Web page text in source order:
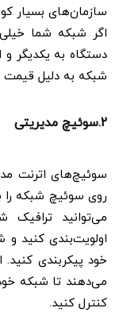
سازمان‌های بسیار
اگر شبکه شما
دستگاه به یکدیگر و
شبکه به دلیل قیمت
2.سوئیچ مدیریتی
سوئیچ‌های اترنت
روی سوئیچ شبکه را
می‌توانید ترافیک
اولویت‌بندی کنید و
خود پیکربندی
می‌دهند تا شبکه
کنترل کنید.